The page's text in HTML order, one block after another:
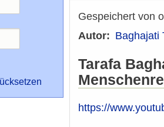
Gespeichert von
Autor
Baghajati
Tarafa
https://